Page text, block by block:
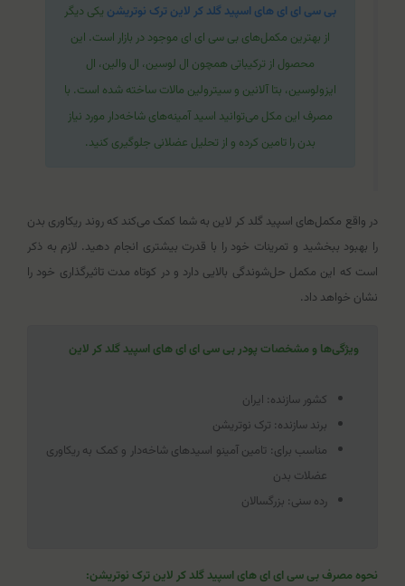
بی سی ای ای های اسپید گلد کر لاین ترک نوتریشن یکی دیگر
از بهترین مکمل‌های بی سی ای ای موجود در بازار است. این
محصول از ترکیباتی همچون ال لوسین، ال والین، ال
ایزولوسین، بتا آلانین و سیترولین مالات ساخته شده است. با
مصرف این مکل می‌توانید اسید آمینه‌های شاخه‌دار مورد نیاز
بدن را تامین کرده و از تحلیل عضلانی جلوگیری کنید.
در واقع مکمل‌های اسپید گلد کر لاین به شما کمک می‌کند که روند ریکاوری بدن
را بهبود ببخشید و تمرینات خود را با قدرت بیشتری انجام دهید. لازم به ذکر
است که این مکمل حل‌شوندگی بالایی دارد و در کوتاه مدت تاثیرگذاری خود را
نشان خواهد داد.
ویژگی‌ها و مشخصات پودر بی سی ای ای های اسپید گلد کر لاین
کشور سازنده: ایران
برند سازنده: ترک نوتریشن
مناسب برای: تامین آمینو اسیدهای شاخه‌دار و کمک به ریکاوری
عضلات بدن
رده سنی: بزرگسالان
نحوه مصرف بی سی ای ای های اسپید گلد کر لاین ترک نوتریشن: